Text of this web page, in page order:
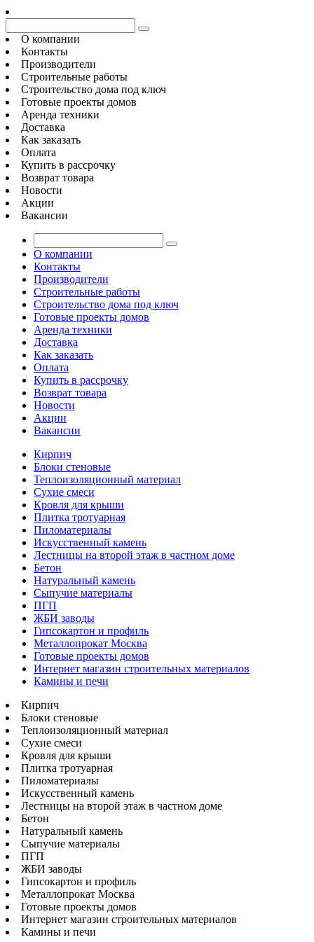
О компании
Контакты
Производители
Строительные работы
Строительство дома под ключ
Готовые проекты домов
Аренда техники
Доставка
Как заказать
Оплата
Купить в рассрочку
Возврат товара
Новости
Акции
Вакансии
О компании
Контакты
Производители
Строительные работы
Строительство дома под ключ
Готовые проекты домов
Аренда техники
Доставка
Как заказать
Оплата
Купить в рассрочку
Возврат товара
Новости
Акции
Вакансии
Кирпич
Блоки стеновые
Теплоизоляционный материал
Сухие смеси
Кровля для крыши
Плитка тротуарная
Пиломатериалы
Искусственный камень
Лестницы на второй этаж в частном доме
Бетон
Натуральный камень
Сыпучие материалы
ПГП
ЖБИ заводы
Гипсокартон и профиль
Металлопрокат Москва
Готовые проекты домов
Интернет магазин строительных материалов
Камины и печи
Кирпич
Блоки стеновые
Теплоизоляционный материал
Сухие смеси
Кровля для крыши
Плитка тротуарная
Пиломатериалы
Искусственный камень
Лестницы на второй этаж в частном доме
Бетон
Натуральный камень
Сыпучие материалы
ПГП
ЖБИ заводы
Гипсокартон и профиль
Металлопрокат Москва
Готовые проекты домов
Интернет магазин строительных материалов
Камины и печи